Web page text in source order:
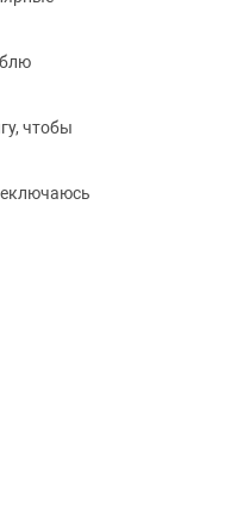
чтобы